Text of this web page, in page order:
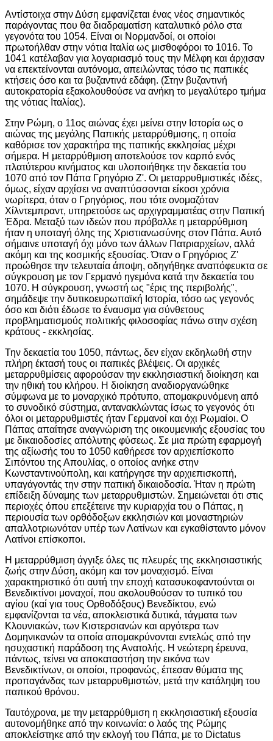
Αντίστοιχα στην Δύση εμφανίζεται ένας νέος σημαντικός
παράγοντας που θα διαδραματίση καταλυτικό ρόλο στα
γεγονότα του 1054. Είναι οι Νορμανδοί, οι οποίοι
πρωτοήλθαν στην νότια Ιταλία ως μισθοφόροι το 1016. Το
1041 κατέλαβαν για λογαριασμό τους την Μέλφη και άρχισαν
να επεκτείνονται αυτόνομα, απειλώντας τόσο τις παπικές
κτήσεις όσο και τα βυζαντινά εδάφη. (Στην βυζαντινή
αυτοκρατορία εξακολουθούσε να ανήκη το μεγαλύτερο τμήμα
της νότιας Ιταλίας).
Στην Ρώμη, ο 11ος αιώνας έχει μείνει στην Ιστορία ως ο
αιώνας της μεγάλης Παπικής μεταρρύθμισης, η οποία
καθόρισε τον χαρακτήρα της παπικής εκκλησίας μέχρι
σήμερα. Η μεταρρύθμιση αποτελούσε τον καρπό ενός
πλατύτερου κινήματος και υλοποιήθηκε την δεκαετία του
1070 από τον Πάπα Γρηγόριο Ζ'. Οι μεταρρυθμιστικές ιδέες,
όμως, είχαν αρχίσει να αναπτύσσονται είκοσι χρόνια
νωρίτερα, όταν ο Γρηγόριος, που τότε ονομαζόταν
Χίλντεμπραντ, υπηρετούσε ως αρχιγραμματέας στην Παπική
Έδρα. Μεταξύ των ιδεών που πρόβαλλε η μεταρρύθμιση
ήταν η υποταγή όλης της Χριστιανωσύνης στον Πάπα. Αυτό
σήμαινε υποταγή όχι μόνο των άλλων Πατριαρχείων, αλλά
ακόμη και της κοσμικής εξουσίας. Όταν ο Γρηγόριος Ζ'
προώθησε την τελευταία άποψη, οδηγήθηκε αναπόφευκτα σε
σύγκρουση με τον Γερμανό ηγεμόνα κατά την δεκαετία του
1070. Η σύγκρουση, γνωστή ως "έρις της περιβολής",
σημάδεψε την δυτικοευρωπαϊκή Ιστορία, τόσο ως γεγονός
όσο και διότι έδωσε το έναυσμα για σύνθετους
προβληματισμούς πολιτικής φιλοσοφίας πάνω στην σχέση
κράτους - εκκλησίας.
Την δεκαετία του 1050, πάντως, δεν είχαν εκδηλωθή στην
πλήρη έκτασή τους οι παπικές βλέψεις. Οι αρχικές
μεταρρυθμίσεις αφορούσαν την εκκλησιαστική διοίκηση και
την ηθική του κλήρου. Η διοίκηση αναδιοργανώθηκε
σύμφωνα με το μοναρχικό πρότυπο, απομακρυνόμενη από
το συνοδικό σύστημα, αντανακλώντας ίσως το γεγονός ότι
όλοι οι μεταρρυθμιστές ήταν Γερμανοί και όχι Ρωμαίοι. Ο
Πάπας απαίτησε αναγνώριση της οικουμενικής εξουσίας του
με δικαιοδοσίες απόλυτης φύσεως. Σε μια πρώτη εφαρμογή
της αξίωσής του το 1050 καθήρεσε τον αρχιεπίσκοπο
Σιπόντου της Απουλίας, ο οποίος ανήκε στην
Κωνσταντινούπολη, και κατήργησε την αρχιεπισκοπή,
υπαγάγοντάς την στην παπική δικαιοδοσία. Ήταν η πρώτη
επίδειξη δύναμης των μεταρρυθμιστών. Σημειώνεται ότι στις
περιοχές όπου επεξέτεινε την κυριαρχία του ο Πάπας, η
περιουσία των ορθόδοξων εκκλησιών και μοναστηριών
απαλλοτριωνόταν υπέρ των Λατίνων και εγκαθίσταντο μόνον
Λατίνοι επίσκοποι.
Η μεταρρύθμιση άγγιξε όλες τις πλευρές της εκκλησιαστικής
ζωής στην Δύση, ακόμη και τον μοναχισμό. Είναι
χαρακτηριστικό ότι αυτή την εποχή κατασυκοφαντούνται οι
Βενεδικτίνοι μοναχοί, που ακολουθούσαν το τυπικό του
αγίου (καί για τους Ορθοδόξους) Βενεδίκτου, ενώ
εμφανίζονται τα νέα, αποκλειστικά δυτικά, τάγματα των
Κλουνιακών, των Κιστερσιανών και αργότερα των
Δομηνικανών τα οποία απομακρύνονται εντελώς από την
ησυχαστική παράδοση της Ανατολής. Η νεώτερη έρευνα,
πάντως, τείνει να αποκαταστήση την εικόνα των
Βενεδικτίνων, οι οποίοι, προφανώς, έπεσαν θύματα της
προπαγάνδας των μεταρρυθμιστών, μετά την κατάληψη του
παπικού θρόνου.
Ταυτόχρονα, με την μεταρρύθμιση η εκκλησιαστική εξουσία
αυτονομήθηκε από την κοινωνία: ο λαός της Ρώμης
αποκλείστηκε από την εκλογή του Πάπα, με το Dictatus